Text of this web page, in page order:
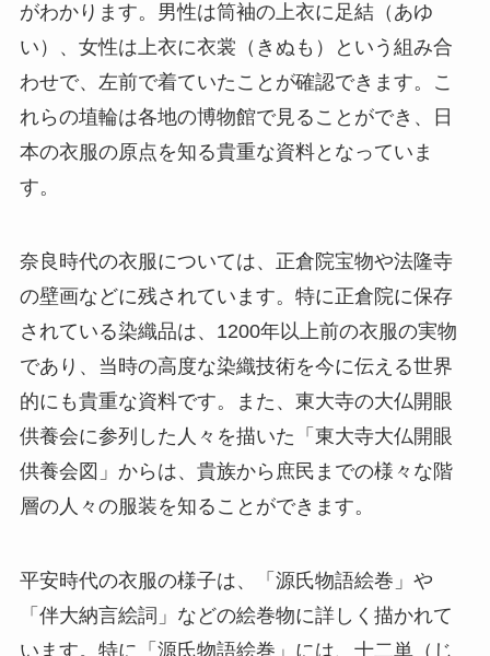
がわかります。男性は筒袖の上衣に足結（あゆ
い）、女性は上衣に衣裳（きぬも）という組み合
わせで、左前で着ていたことが確認できます。こ
れらの埴輪は各地の博物館で見ることができ、日
本の衣服の原点を知る貴重な資料となっていま
す。
奈良時代の衣服については、正倉院宝物や法隆寺
の壁画などに残されています。特に正倉院に保存
されている染織品は、1200年以上前の衣服の実物
であり、当時の高度な染織技術を今に伝える世界
的にも貴重な資料です。また、東大寺の大仏開眼
供養会に参列した人々を描いた「東大寺大仏開眼
供養会図」からは、貴族から庶民までの様々な階
層の人々の服装を知ることができます。
平安時代の衣服の様子は、「源氏物語絵巻」や
「伴大納言絵詞」などの絵巻物に詳しく描かれて
います。特に「源氏物語絵巻」には、十二単（じ